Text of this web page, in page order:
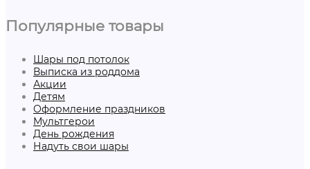
Популярные товары
Шары под потолок
Выписка из роддома
Акции
Детям
Оформление праздников
Мультгерои
День рождения
Надуть свои шары